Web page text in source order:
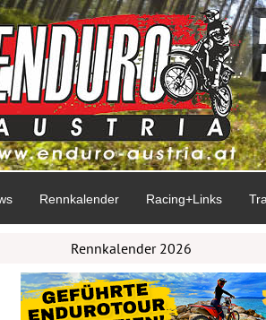
Rennkalender Racing+Links
Rennkalender 2026